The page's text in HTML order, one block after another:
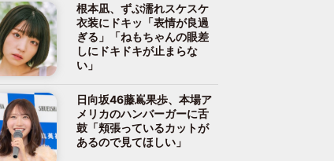
根本凪、ずぶ濡れスケスケ
衣装にドキッ「表情が良過
ぎる」「ねもちゃんの眼差
しにドキドキが止まらな
い」
日向坂46藤嶌果歩、本場ア
メリカのハンバーガーに舌
鼓「頬張っているカットが
あるので見てほしい」